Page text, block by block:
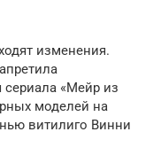
изменения.
сериала «Мейр из
моделей на
витилиго Винни